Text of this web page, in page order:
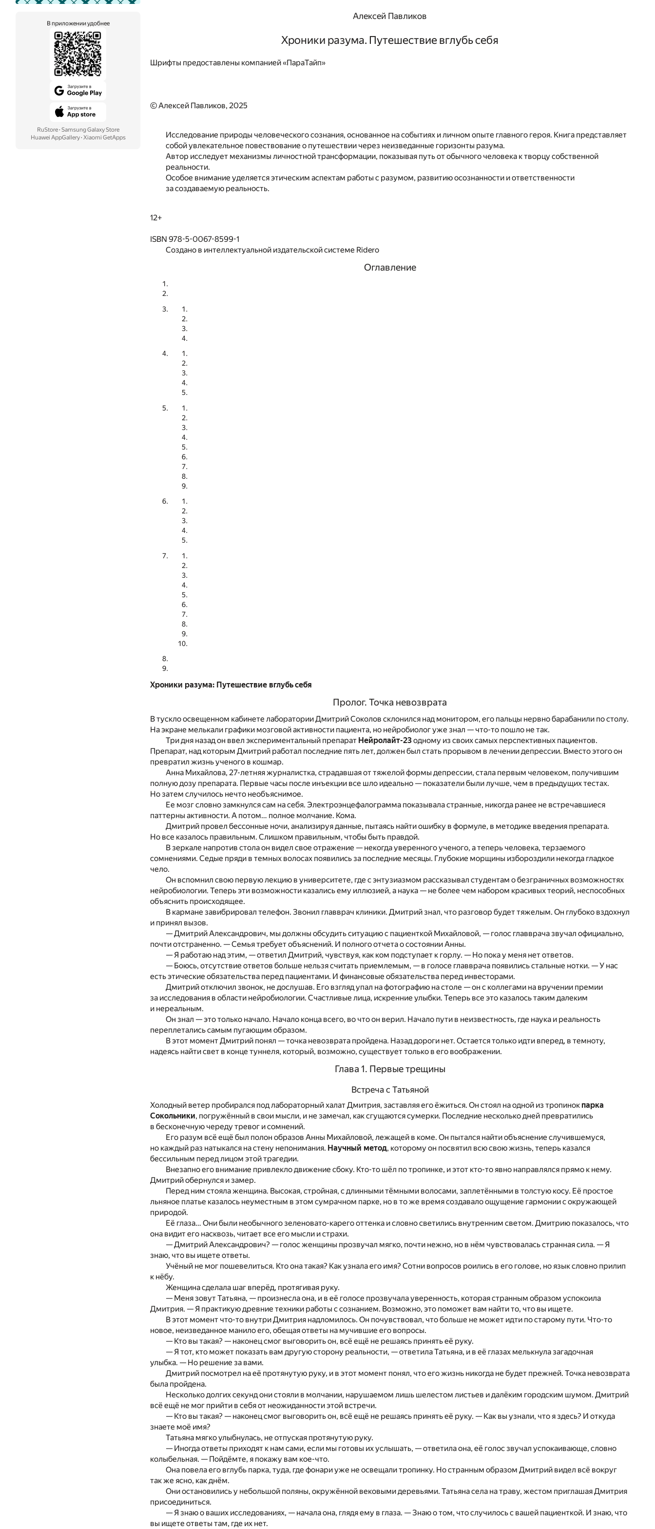
В приложении удобнее
RuStore· Samsung Galaxy Store
Huawei AppGallery· Xiaomi GetApps
Алексей Павликов
Хроники разума. Путешествие вглубь себя
Шрифты предоставлены компанией «ПараТайп»
© Алексей Павликов, 2025
Исследование природы человеческого сознания, основанное на событиях и личном опыте главного героя. Книга представляет
собой увлекательное повествование о путешествии через неизведанные горизонты разума.
Автор исследует механизмы личностной трансформации, показывая путь от обычного человека к творцу собственной
реальности.
Особое внимание уделяется этическим аспектам работы с разумом, развитию осознанности и ответственности
за создаваемую реальность.
12+
ISBN 978-5-0067-8599-1
Создано в интеллектуальной издательской системе Ridero
Оглавление
Хроники разума: Путешествие вглубь себя
Пролог. Точка невозврата
В тускло освещенном кабинете лаборатории Дмитрий Соколов склонился над монитором, его пальцы нервно барабанили по столу.
На экране мелькали графики мозговой активности пациента, но нейробиолог уже знал — что-то пошло не так.
Три дня назад он ввел экспериментальный препарат Нейролайт-23одному из своих самых перспективных пациентов.
Препарат, над которым Дмитрий работал последние пять лет, должен был стать прорывом в лечении депрессии. Вместо этого он
превратил жизнь ученого в кошмар.
Анна Михайлова, 27-летняя журналистка, страдавшая от тяжелой формы депрессии, стала первым человеком, получившим
полную дозу препарата. Первые часы после инъекции все шло идеально — показатели были лучше, чем в предыдущих тестах.
Но затем случилось нечто необъяснимое.
Ее мозг словно замкнулся сам на себя. Электроэнцефалограмма показывала странные, никогда ранее не встречавшиеся
паттерны активности. А потом… полное молчание. Кома.
Дмитрий провел бессонные ночи, анализируя данные, пытаясь найти ошибку в формуле, в методике введения препарата.
Но все казалось правильным. Слишком правильным, чтобы быть правдой.
В зеркале напротив стола он видел свое отражение — некогда уверенного ученого, а теперь человека, терзаемого
сомнениями. Седые пряди в темных волосах появились за последние месяцы. Глубокие морщины избороздили некогда гладкое
чело.
Он вспомнил свою первую лекцию в университете, где с энтузиазмом рассказывал студентам о безграничных возможностях
нейробиологии. Теперь эти возможности казались ему иллюзией, а наука — не более чем набором красивых теорий, неспособных
объяснить происходящее.
В кармане завибрировал телефон. Звонил главврач клиники. Дмитрий знал, что разговор будет тяжелым. Он глубоко вздохнул
и принял вызов.
— Дмитрий Александрович, мы должны обсудить ситуацию с пациенткой Михайловой, — голос главврача звучал официально,
почти отстраненно. — Семья требует объяснений. И полного отчета о состоянии Анны.
— Я работаю над этим, — ответил Дмитрий, чувствуя, как ком подступает к горлу. — Но пока у меня нет ответов.
— Боюсь, отсутствие ответов больше нельзя считать приемлемым, — в голосе главврача появились стальные нотки. — У нас
есть этические обязательства перед пациентами. И финансовые обязательства перед инвесторами.
Дмитрий отключил звонок, не дослушав. Его взгляд упал на фотографию на столе — он с коллегами на вручении премии
за исследования в области нейробиологии. Счастливые лица, искренние улыбки. Теперь все это казалось таким далеким
и нереальным.
Он знал — это только начало. Начало конца всего, во что он верил. Начало пути в неизвестность, где наука и реальность
переплетались самым пугающим образом.
В этот момент Дмитрий понял — точка невозврата пройдена. Назад дороги нет. Остается только идти вперед, в темноту,
надеясь найти свет в конце туннеля, который, возможно, существует только в его воображении.
Глава 1. Первые трещины
Встреча с Татьяной
Холодный ветер пробирался под лабораторный халат Дмитрия, заставляя его ёжиться. Он стоял на одной из тропинок парка
Сокольники, погружённый в свои мысли, и не замечал, как сгущаются сумерки. Последние несколько дней превратились
в бесконечную череду тревог и сомнений.
Его разум всё ещё был полон образов Анны Михайловой, лежащей в коме. Он пытался найти объяснение случившемуся,
но каждый раз натыкался на стену непонимания. Научный метод, которому он посвятил всю свою жизнь, теперь казался
бессильным перед лицом этой трагедии.
Внезапно его внимание привлекло движение сбоку. Кто-то шёл по тропинке, и этот кто-то явно направлялся прямо к нему.
Дмитрий обернулся и замер.
Перед ним стояла женщина. Высокая, стройная, с длинными тёмными волосами, заплетёнными в толстую косу. Её простое
льняное платье казалось неуместным в этом сумрачном парке, но в то же время создавало ощущение гармонии с окружающей
природой.
Её глаза… Они были необычного зеленовато-карего оттенка и словно светились внутренним светом. Дмитрию показалось, что
она видит его насквозь, читает все его мысли и страхи.
— Дмитрий Александрович? — голос женщины прозвучал мягко, почти нежно, но в нём чувствовалась странная сила. — Я
знаю, что вы ищете ответы.
Учёный не мог пошевелиться. Кто она такая? Как узнала его имя? Сотни вопросов роились в его голове, но язык словно прилип
к нёбу.
Женщина сделала шаг вперёд, протягивая руку.
— Меня зовут Татьяна, — произнесла она, и в её голосе прозвучала уверенность, которая странным образом успокоила
Дмитрия. — Я практикую древние техники работы с сознанием. Возможно, это поможет вам найти то, что вы ищете.
В этот момент что-то внутри Дмитрия надломилось. Он почувствовал, что больше не может идти по старому пути. Что-то
новое, неизведанное манило его, обещая ответы на мучившие его вопросы.
— Кто вы такая? — наконец смог выговорить он, всё ещё не решаясь принять её руку.
— Я тот, кто может показать вам другую сторону реальности, — ответила Татьяна, и в её глазах мелькнула загадочная
улыбка. — Но решение за вами.
Дмитрий посмотрел на её протянутую руку, и в этот момент понял, что его жизнь никогда не будет прежней. Точка невозврата
была пройдена.
Несколько долгих секунд они стояли в молчании, нарушаемом лишь шелестом листьев и далёким городским шумом. Дмитрий
всё ещё не мог прийти в себя от неожиданности этой встречи.
— Кто вы такая? — наконец смог выговорить он, всё ещё не решаясь принять её руку. — Как вы узнали, что я здесь? И откуда
знаете моё имя?
Татьяна мягко улыбнулась, не отпуская протянутую руку.
— Иногда ответы приходят к нам сами, если мы готовы их услышать, — ответила она, её голос звучал успокаивающе, словно
колыбельная. — Пойдёмте, я покажу вам кое-что.
Она повела его вглубь парка, туда, где фонари уже не освещали тропинку. Но странным образом Дмитрий видел всё вокруг
так же ясно, как днём.
Они остановились у небольшой поляны, окружённой вековыми деревьями. Татьяна села на траву, жестом приглашая Дмитрия
присоединиться.
— Я знаю о ваших исследованиях, — начала она, глядя ему в глаза. — Знаю о том, что случилось с вашей пациенткой. И знаю, что
вы ищете ответы там, где их нет.